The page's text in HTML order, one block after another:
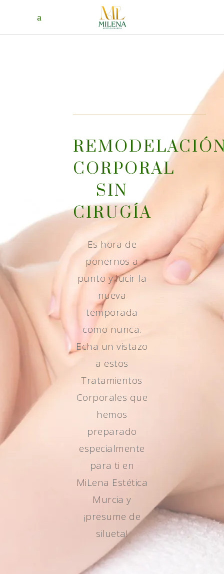
CORPORAL
SIN
CIRUGÍA
Es hora de
ponernos a
punto y lucir la
nueva
temporada
como nunca.
Echa un vistazo
a estos
Tratamientos
Corporales que
hemos
preparado
especialmente
para ti en
MiLena Estética
Murcia y
¡presume de
silueta!